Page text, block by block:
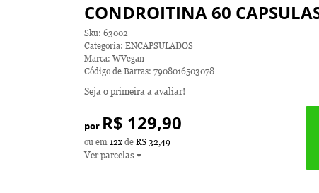
CONDROITINA 60
Sku: 63002
Categoria: ENCAPSULADOS
Marca: WVegan
Código de Barras: 7908016503078
Seja o primeira a avaliar!
por R$ 129,90
ou em 12xde R$ 32,49
Ver parcelas